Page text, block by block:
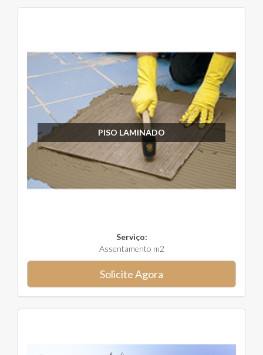
PISO LAMINADO
Serviço:
Assentamento m2
Solicite Agora